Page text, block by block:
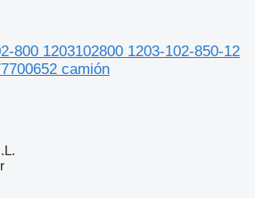
800 1203102800 1203-102-850-12
camión